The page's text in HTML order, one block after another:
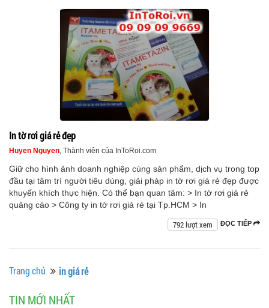
In tờ rơi giá rẻ đẹp
Huyen Nguyen , Thành viên của InToRoi.com
Giữ cho hình ảnh doanh nghiệp cùng sản phẩm, dịch vụ trong top
đầu tại tâm trí người tiêu dùng, giải pháp in tờ rơi giá rẻ đẹp được
khuyến khích thực hiện. Có thể bạn quan tâm: > In tờ rơi giá rẻ
quảng cáo > Công ty in tờ rơi giá rẻ tại Tp.HCM > In
ĐỌC TIẾP
792 lượt xem
Trang chủ in giá rẻ
TIN MỚI NHẤT